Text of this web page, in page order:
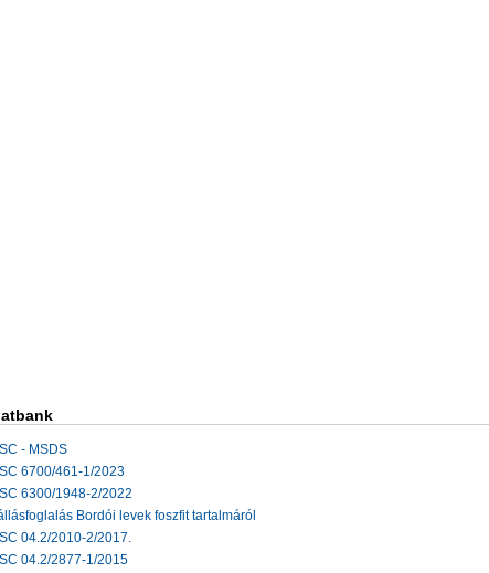
- MSDS
6700/461-1/2023
6300/1948-2/2022
Bordói levek foszfit tartalmáról
04.2/2010-2/2017.
04.2/2877-1/2015